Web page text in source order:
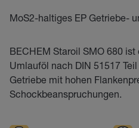
MoS2-haltiges EP Getriebe-
BECHEM Staroil SMO 680
Umlauföl nach DIN 51517
Getriebe mit hohen
Schockbeanspruchungen.